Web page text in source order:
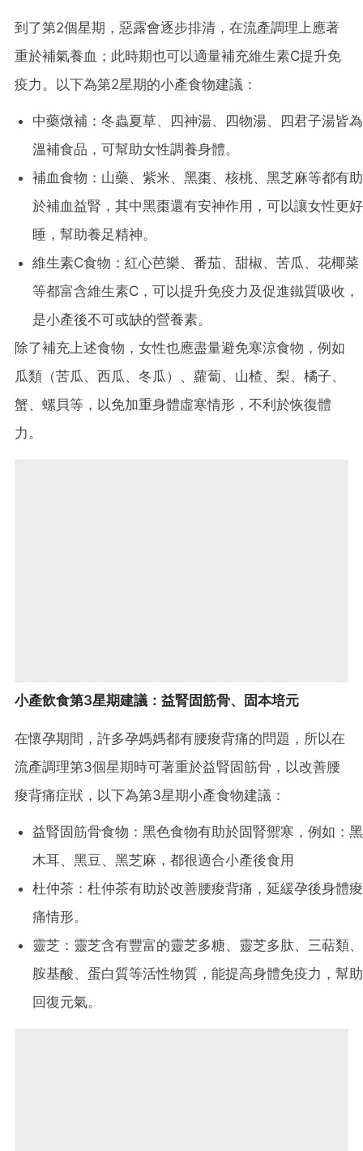
到了第2個星期，惡露會逐步排清，在流產調理上應著
重於補氣養血；此時期也可以適量補充維生素C提升免
疫力。以下為第2星期的小產食物建議：
中藥燉補：冬蟲夏草、四神湯、四物湯、四君子湯皆為
溫補食品，可幫助女性調養身體。
補血食物：山藥、紫米、黑棗、核桃、黑芝麻等都有助
於補血益腎，其中黑棗還有安神作用，可以讓女性更好
睡，幫助養足精神。
維生素C食物：紅心芭樂、番茄、甜椒、苦瓜、花椰菜
等都富含維生素C，可以提升免疫力及促進鐵質吸收，
是小產後不可或缺的營養素。
除了補充上述食物，女性也應盡量避免寒涼食物，例如
瓜類（苦瓜、西瓜、冬瓜）、蘿蔔、山楂、梨、橘子、
蟹、螺貝等，以免加重身體虛寒情形，不利於恢復體
力。
小產飲食第3星期建議：益腎固筋骨、固本培元
在懷孕期間，許多孕媽媽都有腰痠背痛的問題，所以在
流產調理第3個星期時可著重於益腎固筋骨，以改善腰
痠背痛症狀，以下為第3星期小產食物建議：
益腎固筋骨食物：黑色食物有助於固腎禦寒，例如：黑
木耳、黑豆、黑芝麻，都很適合小產後食用
杜仲茶：杜仲茶有助於改善腰痠背痛，延緩孕後身體痠
痛情形。
靈芝：靈芝含有豐富的靈芝多糖、靈芝多肽、三萜類、
胺基酸、蛋白質等活性物質，能提高身體免疫力，幫助
回復元氣。